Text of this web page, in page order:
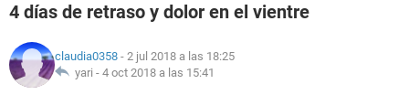
NUTRICIÓN
4 días de retraso y dolor en el vientre
claudia0358 - 2 jul 2018 a las 18:25
yari - 4 oct 2018 a las 15:41